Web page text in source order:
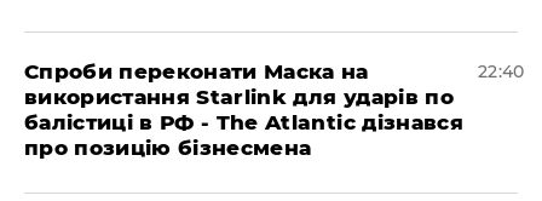
​Спроби переконати Маска на
використання Starlink для ударів по
балістиці в РФ - The Atlantic дізнався
про позицію бізнесмена
22:40